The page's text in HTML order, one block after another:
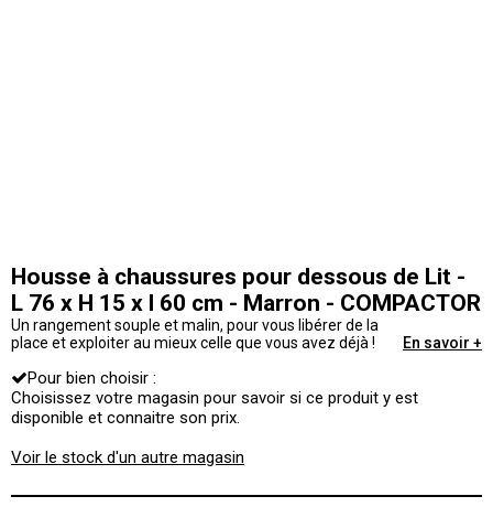
Housse à chaussures pour dessous de Lit -
L 76 x H 15 x l 60 cm - Marron - COMPACTOR
Un rangement souple et malin, pour vous libérer de la
place et exploiter au mieux celle que vous avez déjà !
En savoir +
Pour bien choisir :
Choisissez votre magasin pour savoir si ce produit y est
disponible et connaitre son prix.
Voir le stock d'un autre magasin